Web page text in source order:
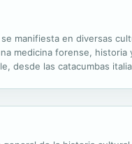
manifiesta en diversas
medicina forense,
desde las catacumbas